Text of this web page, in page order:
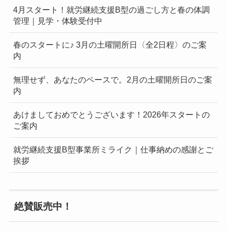
4月スタート！就労継続支援B型の過ごし方と春の体調
管理｜見学・体験受付中
春のスタートに♪ 3月の土曜開所日〈全2日程〉のご案
内
無理せず、あなたのペースで。2月の土曜開所日のご案
内
あけましておめでとうございます！2026年スタートの
ご案内
就労継続支援B型事業所ミライク｜仕事納めの感謝とご
挨拶
絶賛販売中！